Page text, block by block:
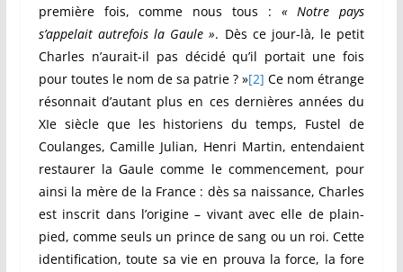
première fois, comme nous tous : « Notre pays
s’appelait autrefois la Gaule ». Dès ce jour-là, le petit
Charles n’aurait-il pas décidé qu’il portait une fois
pour toutes le nom de sa patrie ? »[2] Ce nom étrange
résonnait d’autant plus en ces dernières années du
XIe siècle que les historiens du temps, Fustel de
Coulanges, Camille Julian, Henri Martin, entendaient
restaurer la Gaule comme le commencement, pour
ainsi la mère de la France : dès sa naissance, Charles
est inscrit dans l’origine – vivant avec elle de plain-
pied, comme seuls un prince de sang ou un roi. Cette
identification, toute sa vie en prouva la force, la fore